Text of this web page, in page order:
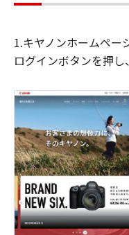
1.キヤノンホームペー
ログインボタンを押